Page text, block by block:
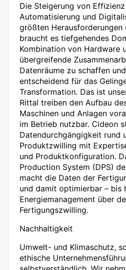
Die Steigerung von
Automatisierung und
größten Herausforderungen
braucht es tiefgehendes
Kombination von Hardware
übergreifende
Datenräume zu schaffen
entscheidend für das
Transformation. Das ist
Rittal treiben den Aufbau
Maschinen und Anlagen
im Betrieb nutzbar. Cideon
Datendurchgängigkeit rund
Produktzwilling mit
und Produktkonfiguration.
Production System (DPS)
macht die Daten der
und damit optimierbar – bis
Energiemanagement über
Fertigungszwilling.
Nachhaltigkeit
Umwelt- und Klimaschutz,
ethische